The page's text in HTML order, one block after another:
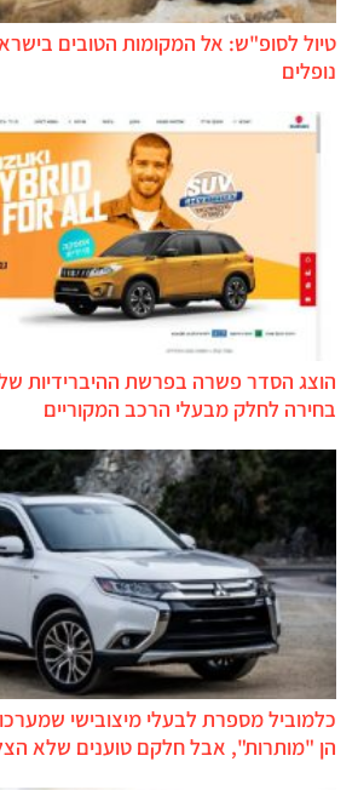
טיול לסופ"ש: אל המקומות הטובים
נופלים
בחירה לחלק מבעלי הרכב המקוריים
כלמוביל מספרת לבעלי מיצובישי
הן "מותרות", אבל חלקם טוענים שלא